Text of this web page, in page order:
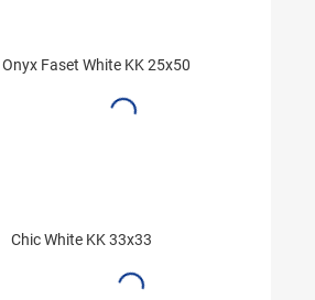
Onyx Faset White KK 25x50
Chic White KK 33x33